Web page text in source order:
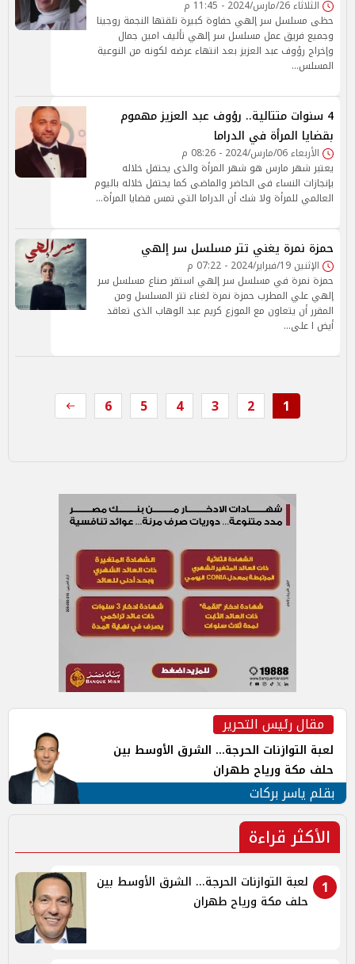
الثلاثاء 26/مارس/2024 - 11:45 م
حظى مسلسل سر إلهي حفاوة كبيرة تلقتها النجمة روجينا
وجميع فريق عمل مسلسل سر إلهي تأليف امين جمال
وإخراج رؤوف عبد العزيز بعد انتهاء عرضه لكونه من النوعية
المسلس…
4 سنوات متتالية.. رؤوف عبد العزيز مهموم
بقضايا المرأة في الدراما
الأربعاء 06/مارس/2024 - 08:26 م
يعتبر شهر مارس هو شهر المرأة والذى يحتفل خلاله
بإنجازات النساء فى الحاضر والماضى كما يحتفل خلاله باليوم
العالمي للمرأة ولا شك أن الدراما التي تمس قضايا المرأة…
حمزة نمرة يغني تتر مسلسل سر إلهي
الإثنين 19/فبراير/2024 - 07:22 م
حمزة نمرة في مسلسل سر إلهي استقر صناع مسلسل سر
إلهي علي المطرب حمزة نمرة لغناء تتر المسلسل ومن
المقرر أن يتعاون مع الموزع كريم عبد الوهاب الذى تعاقد
أيض ا على…
1
2
3
4
5
6
مقال رئيس التحرير
لعبة التوازنات الحرجة... الشرق الأوسط بين
حلف مكة ورياح طهران
بقلم ياسر بركات
الأكثر قراءة
1
لعبة التوازنات الحرجة... الشرق الأوسط بين
حلف مكة ورياح طهران